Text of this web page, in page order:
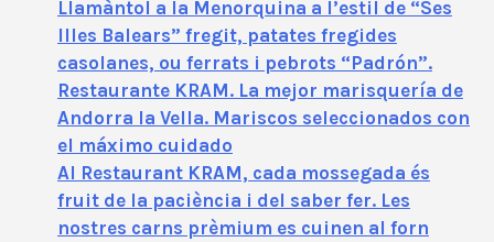
Llamàntol a la Menorquina a l’estil de “Ses
Illes Balears” fregit, patates fregides
casolanes, ou ferrats i pebrots “Padrón”.
Restaurante KRAM. La mejor marisquería de
Andorra la Vella. Mariscos seleccionados con
el máximo cuidado
Al Restaurant KRAM, cada mossegada és
fruit de la paciència i del saber fer. Les
nostres carns prèmium es cuinen al forn